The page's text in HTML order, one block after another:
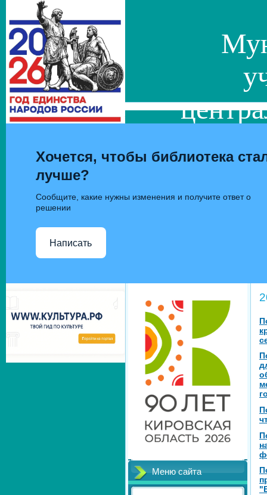
Хочется, чтобы библиотека
лучше?
Сообщите, какие нужны изменения и получите ответ о
решении
Написать
Меню сайта